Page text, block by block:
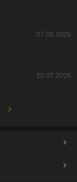
07.08.2026
20.07.2026